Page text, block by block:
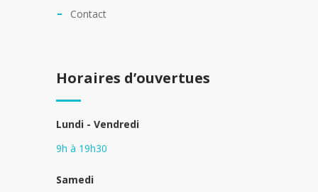
Contact
Horaires d’ouvertues
Lundi - Vendredi
9h à 19h30
Samedi